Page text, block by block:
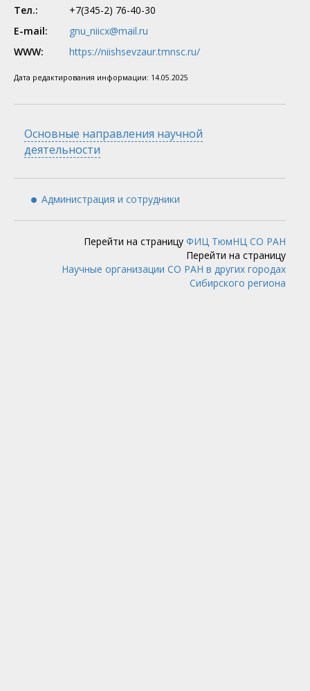
Тел.:
+7(345-2) 76-40-30
E-mail:
gnu_niicx@mail.ru
WWW:
https://niishsevzaur.tmnsc.ru/
Дата редактирования информации: 14.05.2025
Скрыть
Основные направления научной
деятельности
Администрация и сотрудники
Перейти на страницу ФИЦ ТюмНЦ СО РАН
Перейти на страницу
Научные организации СО РАН в других городах
Сибирского региона